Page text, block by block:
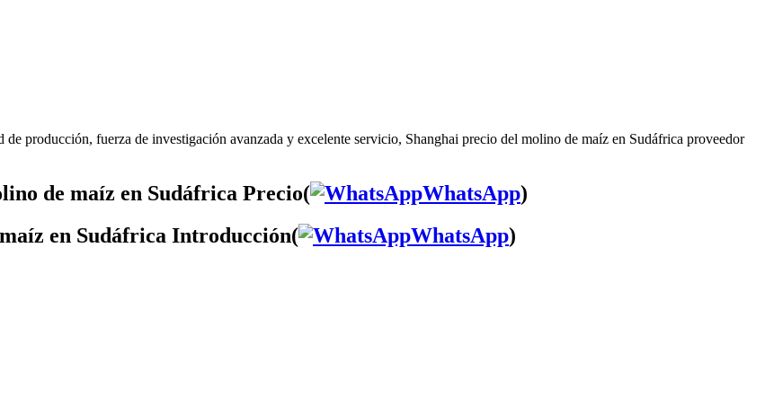
producción, fuerza de investigación avanzada y excelente servicio, Shanghai precio del molino de maíz en Sudáfrica proveedor
de maíz en Sudáfrica Precio( WhatsApp)
en Sudáfrica Introducción(
WhatsApp)